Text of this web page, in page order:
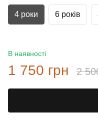
4 роки 6 років
В наявності
1 750 грн 2